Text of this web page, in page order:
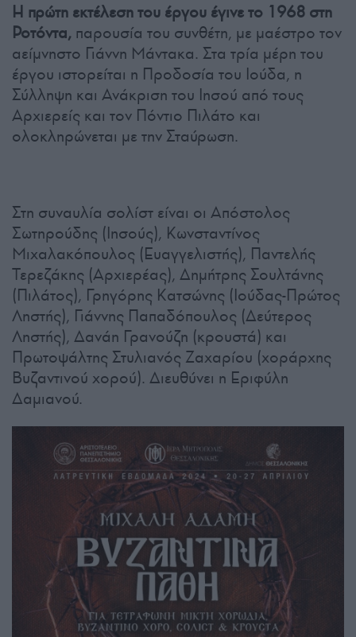
Η πρώτη εκτέλεση του έργου έγινε το 1968 στη
Ροτόντα, παρουσία του συνθέτη, με μαέστρο τον
αείμνηστο Γιάννη Μάντακα. Στα τρία μέρη του
έργου ιστορείται η Προδοσία του Ιούδα, η
Σύλληψη και Ανάκριση του Ιησού από τους
Αρχιερείς και τον Πόντιο Πιλάτο και
ολοκληρώνεται με την Σταύρωση.
Στη συναυλία σολίστ είναι οι Απόστολος
Σωτηρούδης (Ιησούς), Κωνσταντίνος
Μιχαλακόπουλος (Ευαγγελιστής), Παντελής
Τερεζάκης (Αρχιερέας), Δημήτρης Σουλτάνης
(Πιλάτος), Γρηγόρης Κατσώνης (Ιούδας-Πρώτος
Ληστής), Γιάννης Παπαδόπουλος (Δεύτερος
Ληστής), Δανάη Γρανούζη (κρουστά) και
Πρωτοψάλτης Στυλιανός Ζαχαρίου (χοράρχης
Βυζαντινού χορού). Διευθύνει η Εριφύλη
Δαμιανού.